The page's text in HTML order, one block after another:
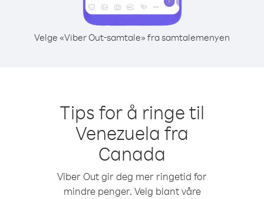
Velge «Viber Out-samtale» fra samtalemenyen
Tips for å ringe til
Venezuela fra
Canada
Viber Out gir deg mer ringetid for
mindre penger. Velg blant våre